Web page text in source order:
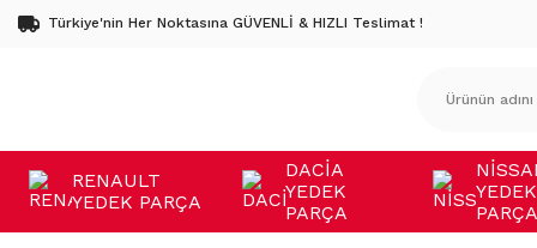
Türkiye'nin Her Noktasına GÜVENLİ & HIZLI Teslimat !
RENAULT
YEDEK PARÇA
DACİA
YEDEK
PARÇA
YEDEK
PARÇA